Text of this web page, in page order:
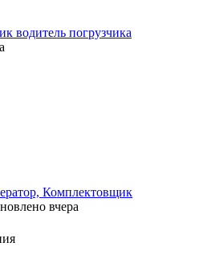
водитель погрузчика
Комплектовщик
вчера